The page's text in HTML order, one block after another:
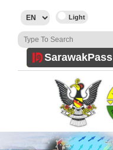
SarawakPass